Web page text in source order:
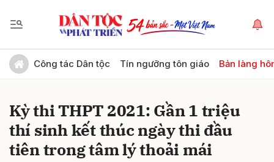
Công tác Dân tộc Tín ngưỡng tôn giáo Bản làng
Kỳ thi THPT 2021: Gần 1 triệu
thí sinh kết thúc ngày thi đầu
tiên trong tâm lý thoải mái
Gửi bình luận